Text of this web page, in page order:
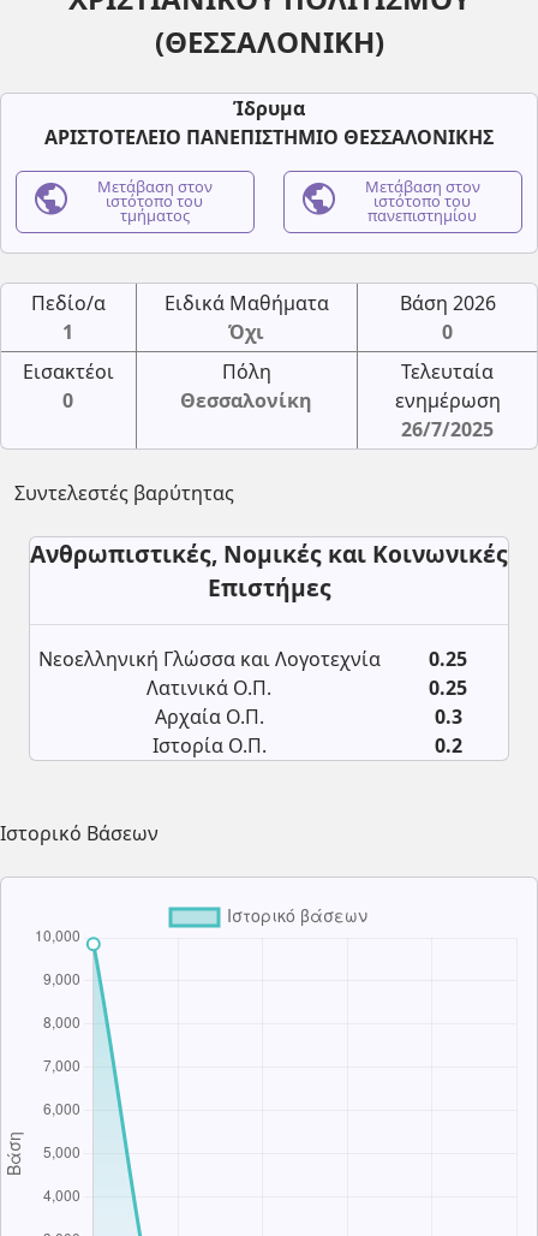
(ΘΕΣΣΑΛΟΝΙΚΗ)
Ίδρυμα
ΑΡΙΣΤΟΤΕΛΕΙΟ ΠΑΝΕΠΙΣΤΗΜΙΟ ΘΕΣΣΑΛΟΝΙΚΗΣ
public Μετάβαση στον
ιστότοπο του
τμήματος public Μετάβαση στον
ιστότοπο του
πανεπιστημίου
Πεδίο/α
1
Ειδικά Μαθήματα
Όχι
Βάση 2026
0
Εισακτέοι
0
Πόλη
Θεσσαλονίκη
Τελευταία
ενημέρωση
26/7/2025
Συντελεστές βαρύτητας
Ανθρωπιστικές, Νομικές και Κοινωνικές
Επιστήμες
Νεοελληνική Γλώσσα και Λογοτεχνία
0.25
Λατινικά Ο.Π.
0.25
Αρχαία Ο.Π.
0.3
Ιστορία Ο.Π.
0.2
Ιστορικό Βάσεων